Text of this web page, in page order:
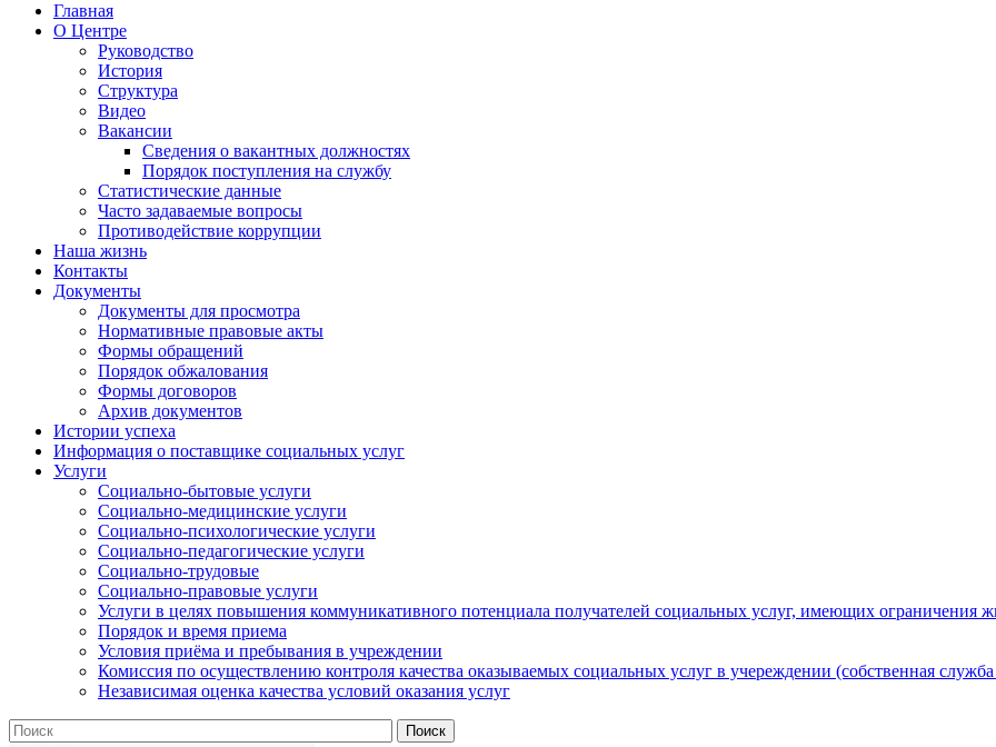
Главная
О Центре
Руководство
История
Структура
Видео
Вакансии
Сведения о вакантных должностях
Порядок поступления на службу
Статистические данные
Часто задаваемые вопросы
Противодействие коррупции
Наша жизнь
Контакты
Документы
Документы для просмотра
Нормативные правовые акты
Формы обращений
Порядок обжалования
Формы договоров
Архив документов
Истории успеха
Информация о поставщике социальных услуг
Услуги
Социально-бытовые услуги
Социально-медицинские услуги
Социально-психологические услуги
Социально-педагогические услуги
Социально-трудовые
Социально-правовые услуги
Услуги в целях повышения коммуникативного потенциала получателей социальных услуг, имеющих ограничения
Порядок и время приема
Условия приёма и пребывания в учреждении
Комиссия по осуществлению контроля качества оказываемых социальных услуг в учереждении (собственная
Независимая оценка качества условий оказания услуг